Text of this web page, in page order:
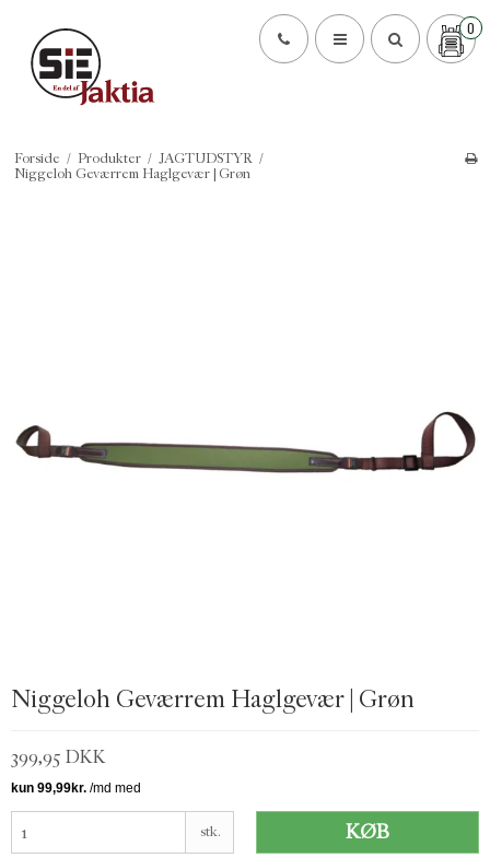
0
Forside / Produkter / JAGTUDSTYR /
Niggeloh Geværrem Haglgevær | Grøn
Niggeloh Geværrem Haglgevær | Grøn
399,95 DKK
stk. KØB